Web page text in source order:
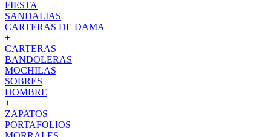
FIESTA
SANDALIAS
CARTERAS DE DAMA
+
CARTERAS
BANDOLERAS
MOCHILAS
SOBRES
HOMBRE
+
ZAPATOS
PORTAFOLIOS